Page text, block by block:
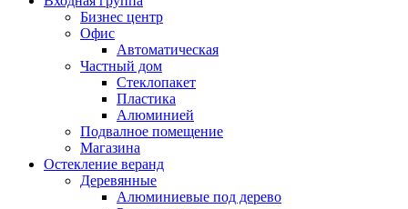
Бизнес центр
Офис
Автоматическая
Частный дом
Стеклопакет
Пластика
Алюминией
Подвалное помещение
Магазина
Остекление веранд
Деревянные
Алюминиевые под дерево